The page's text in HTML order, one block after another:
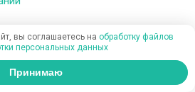
принимает все меры по
вы соглашаетесь на обработку файлов
персональных данных
Принимаю